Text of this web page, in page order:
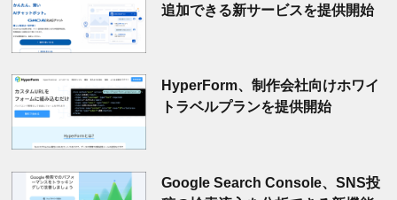
追加できる新サービスを提供開始
HyperForm、制作会社向けホワイ
トラベルプランを提供開始
Google Search Console、SNS投